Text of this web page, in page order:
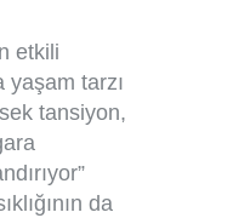
etkili
yaşam tarzı
tansiyon,
da